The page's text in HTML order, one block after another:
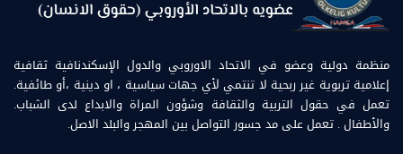
منظمة دولية وعضو في الاتحاد الاوروبي والدول الإسكندنافية ثقافية
إعلامية تربوية غير ربحية لا تنتمي لأي جهات سياسية ، او دينية ،أو طائفية.
تعمل في حقول التربية والثقافة وشؤون المراة والابداع لدى الشباب.
والأطفال . تعمل على مد جسور التواصل بين المهجر والبلد الاصل.